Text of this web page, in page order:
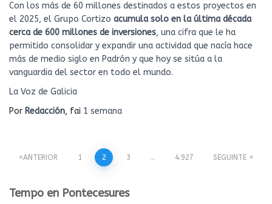
Con los más de 60 millones destinados a estos proyectos en
el 2025, el Grupo Cortizo acumula solo en la última década
cerca de 600 millones de inversiones, una cifra que le ha
permitido consolidar y expandir una actividad que nacía hace
más de medio siglo en Padrón y que hoy se sitúa a la
vanguardia del sector en todo el mundo.
La Voz de Galicia
Por Redacción, fai 1 semana
Paxinación
de
ANTERIOR 1 2 3 … 4.927 SEGUINTE
Tempo en Pontecesures